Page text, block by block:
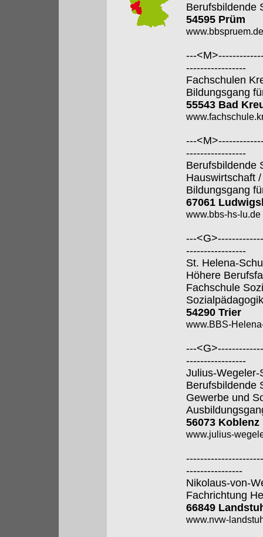
Berufsbildende
54595 Prüm
www.bbspruem.de
---
-----------------
Fachschulen
Bildungsgang
55543 Bad
---
-----------------
Berufsbildende
Hauswirtschaft
Bildungsgang
67061
www.bbs-hs-lu.de
---
-----------------
St. Helena-
Höhere
Fachschule
54290 Trier
www.BBS-
---
-----------------
Julius-Wegeler-
Berufsbildende
Gewerbe und
56073 Koblenz
www.julius-
----------------
Nikolaus-von-
Fachrichtung
66849
www.nvw-